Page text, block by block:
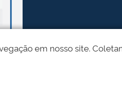
em nosso site.